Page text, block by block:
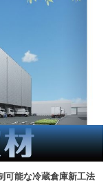
可能な冷蔵倉庫新工法